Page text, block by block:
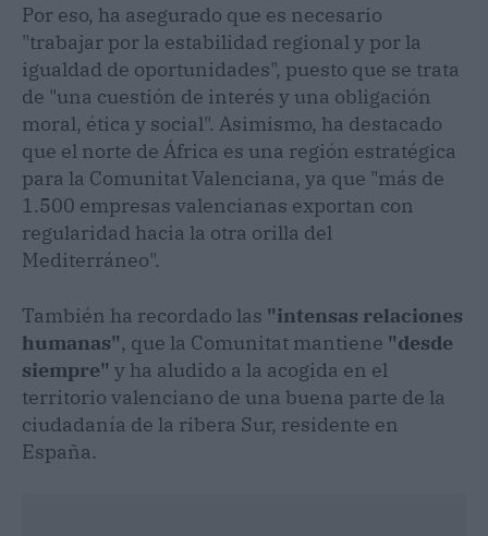
Por eso, ha asegurado que es necesario
"trabajar por la estabilidad regional y por la
igualdad de oportunidades", puesto que se trata
de "una cuestión de interés y una obligación
moral, ética y social". Asimismo, ha destacado
que el norte de África es una región estratégica
para la Comunitat Valenciana, ya que "más de
1.500 empresas valencianas exportan con
regularidad hacia la otra orilla del
Mediterráneo".
También ha recordado las "intensas relaciones
humanas", que la Comunitat mantiene "desde
siempre" y ha aludido a la acogida en el
territorio valenciano de una buena parte de la
ciudadanía de la ribera Sur, residente en
España.